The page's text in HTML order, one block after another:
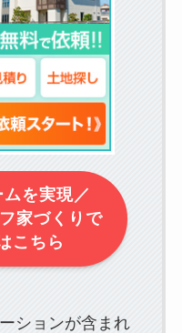
を実現／
家づくりで
こちら
ションが含まれ